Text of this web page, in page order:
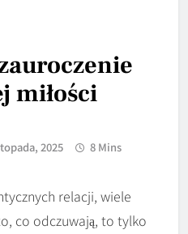
miłości
2025 8 Mins
relacji, wiele
co odczuwają, to tylko